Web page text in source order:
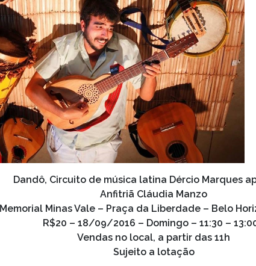
Dandô, Circuito de música latina Dércio Marques
Anfitriã Cláudia Manzo
Memorial Minas Vale – Praça da Liberdade – Belo
R$20 – 18/09/2016 – Domingo – 11:30 –
Vendas no local, a partir das 11h
Sujeito a lotação